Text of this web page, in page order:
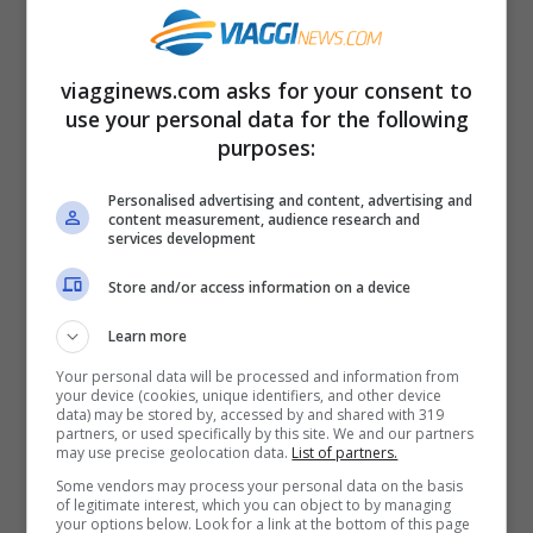
8-10°C rispetto alle medie stagionali
ponendoci di fatto dinnanzi a giornate dal
sapore invernale.
folle: prima freddo, poi caldo e
di nuovo freddo
Abituati negli ultimi anni a mesi di ottobre
tendenzialmente miti e caratterizzati da
bel tempo,ci troviamo in questo 2025 a
vivere una situazione insolita, non tanto
per le piogge – tra la fine di settembre e
viagginews.com asks for your consent to
use your personal data for the following
purposes:
Personalised advertising and content, advertising and
content measurement, audience research and
services development
Store and/or access information on a device
Learn more
Your personal data will be processed and information from
your device (cookies, unique identifiers, and other device
data) may be stored by, accessed by and shared with 319
partners, or used specifically by this site. We and our partners
may use precise geolocation data. List of partners.
Some vendors may process your personal data on the basis
of legitimate interest, which you can object to by managing
your options below. Look for a link at the bottom of this page